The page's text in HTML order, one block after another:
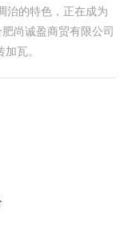
治的特色，正在成为
尚诚盈商贸有限公司
瓦。